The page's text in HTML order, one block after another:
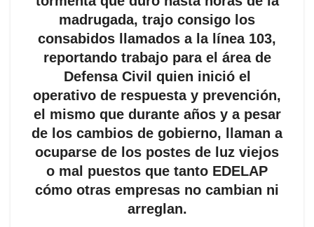
madrugada, trajo consigo los
consabidos llamados a la línea 103,
reportando trabajo para el área de
Defensa Civil quien inició el
operativo de respuesta y prevención,
el mismo que durante años y a pesar
de los cambios de gobierno, llaman a
ocuparse de los postes de luz viejos
o mal puestos que tanto EDELAP
cómo otras empresas no cambian ni
arreglan.